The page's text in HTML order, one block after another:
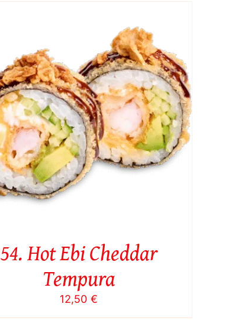
54. Hot Ebi Cheddar
Tempura
12,50 €